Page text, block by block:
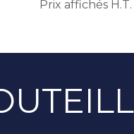
Prix affichés H.T.